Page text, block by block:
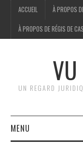
ACCUEIL À PROPOS
À PROPOS DE RÉGIS DE
UN REGARD
MENU